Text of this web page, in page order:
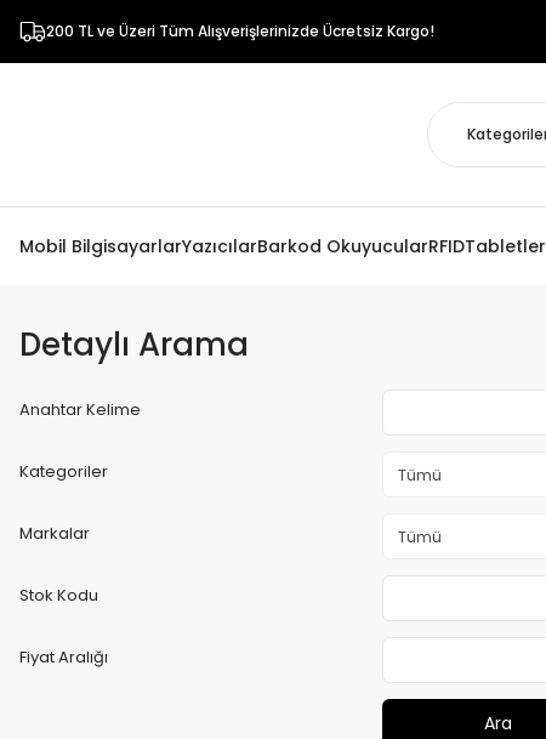
200 TL ve Üzeri Tüm Alışverişlerinizde Ücretsiz Kargo!
Mobil BilgisayarlarYazıcılarBarkod OkuyucularRFIDTabletler
Detaylı Arama
Anahtar Kelime
Kategoriler
Markalar
Stok Kodu
Fiyat Aralığı
Ara